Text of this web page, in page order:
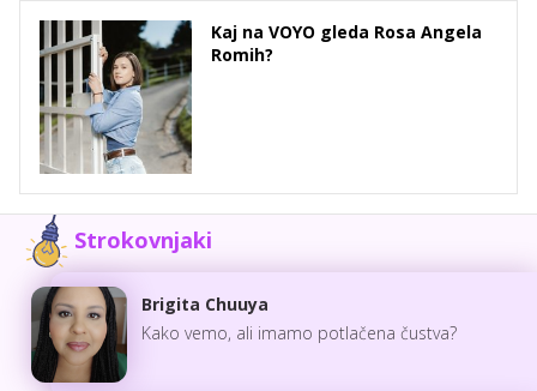
Kaj na VOYO gleda Rosa Angela
Romih?
Strokovnjaki
Brigita Chuuya
Kako vemo, ali imamo potlačena čustva?